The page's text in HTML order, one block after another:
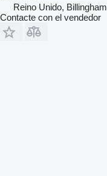
Reino Unido, Billingham
Contacte con el vendedor